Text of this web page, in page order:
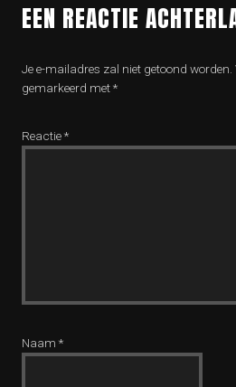
EEN REACTIE
Je e-mailadres zal niet getoond worden.
gemarkeerd met*
Reactie*
Naam *